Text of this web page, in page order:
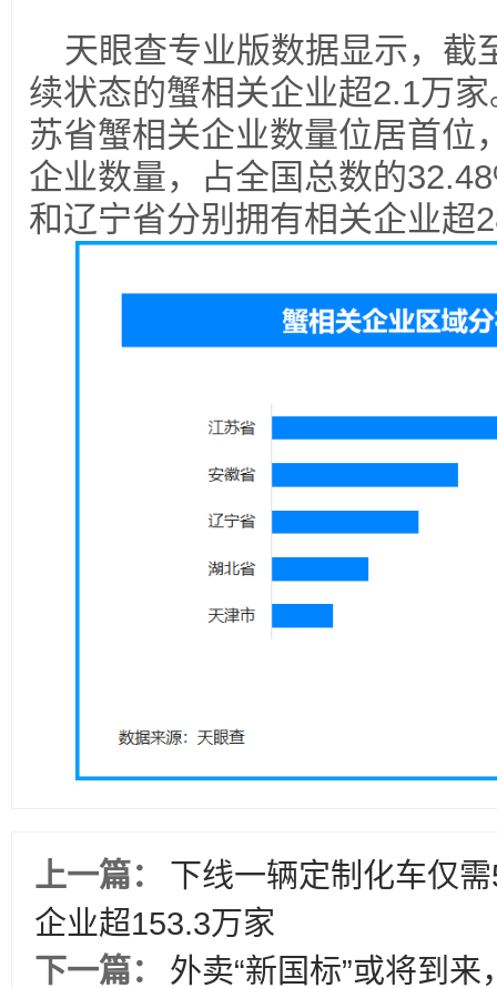
天眼查专业版数据显示，截
续状态的蟹相关企业超2.1万
苏省蟹相关企业数量位居首位
企业数量，占全国总数的
和辽宁省分别拥有相关企业超
上一篇：
下线一辆定制化车仅
企业超153.3万家
下一篇：
外卖“新国标”或将到